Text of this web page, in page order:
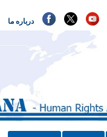
درباره ما